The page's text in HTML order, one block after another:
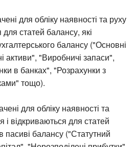
для обліку наявності та руху
для статей балансу, які
балансу ("Основні
активи", "Виробничі запаси",
в банках", "Розрахунки з
тощо).
для обліку наявності та
відкриваються для статей
пасиві балансу ("Статутний